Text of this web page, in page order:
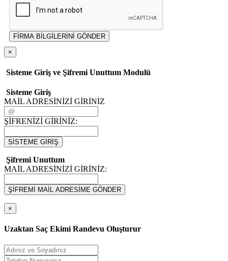
FİRMA BİLGİLERİNİ GÖNDER
×
Sisteme Giriş ve Şifremi Unuttum Modulü
Sisteme Giriş
MAİL ADRESİNİZİ GİRİNİZ
ŞİFRENİZİ GİRİNİZ:
SİSTEME GİRİŞ
Şifremi Unuttum
MAİL ADRESİNİZİ GİRİNİZ:
ŞİFREMİ MAİL ADRESİME GÖNDER
×
Uzaktan Saç Ekimi Randevu Oluşturur